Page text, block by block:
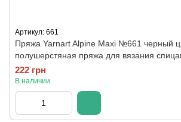
Артикул: 661
Пряжа Yarnart Alpine Maxi №661 черный
полушерстяная пряжа для вязания
222 грн
В наличии